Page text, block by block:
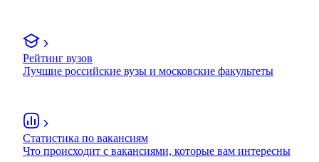
Рейтинг вузов
Лучшие российские вузы и московские факультеты
Статистика по вакансиям
Что происходит с вакансиями, которые вам интересны